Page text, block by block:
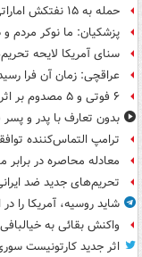
حمله به ۱۵ نفتکش‌ اماراتی از ابتدای جنگ
پزشکیان: ما نوکر مردم
سنای آمریکا لایحه
عراقچی: زمان آن فرا
۶ فوتی و ۵ مصدوم بر اثر تصادف زنجیره‌ای
بدون تعارف با پدر و پسر
ترامپ التماس‌کننده
معادله محاصره در برابر
تحریم‌های جدید ضد
شاید روسیه، آمریکا را
واکنش بقائی به
اثر جدید کارتونیست